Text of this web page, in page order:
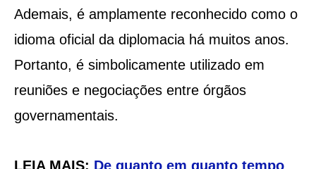
Ademais, é amplamente reconhecido como o
idioma oficial da diplomacia há muitos anos.
Portanto, é simbolicamente utilizado em
reuniões e negociações entre órgãos
governamentais.
LEIA MAIS: De quanto em quanto tempo